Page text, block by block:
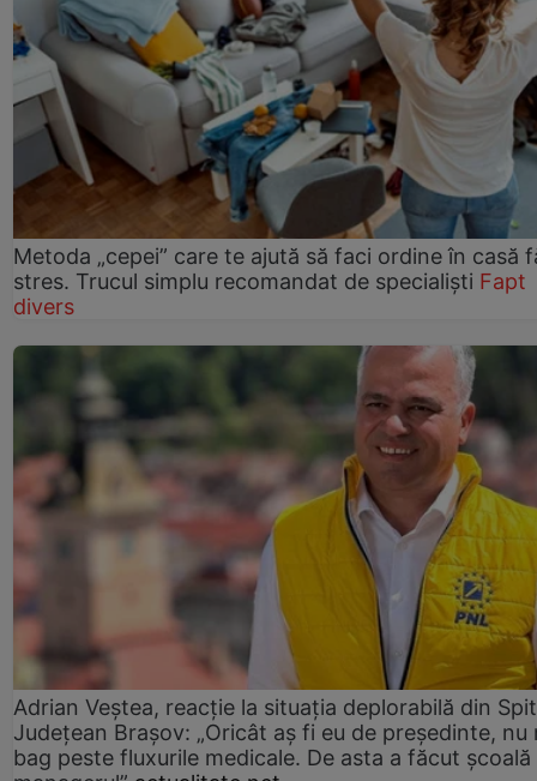
Metoda „cepei” care te ajută să faci ordine în casă
stres. Trucul simplu recomandat de specialiști Fapt
divers
Adrian Veștea, reacție la situația deplorabilă din
Județean Brașov: „Oricât aș fi eu de președinte, nu
bag peste fluxurile medicale. De asta a făcut școală